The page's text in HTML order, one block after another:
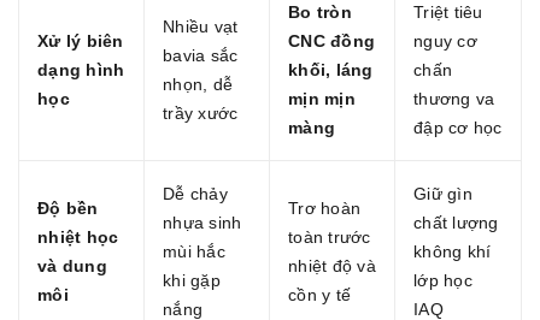
Xử lý biên
dạng hình
học
Nhiều vạt
bavia sắc
nhọn, dễ
trầy xước
Bo tròn
CNC đồng
khối, láng
mịn mịn
màng
Triệt tiêu
nguy cơ
chấn
thương va
đập cơ học
Độ bền
nhiệt học
và dung
môi
Dễ chảy
nhựa sinh
mùi hắc
khi gặp
nắng
Trơ hoàn
toàn trước
nhiệt độ và
cồn y tế
Giữ gìn
chất lượng
không khí
lớp học
IAQ